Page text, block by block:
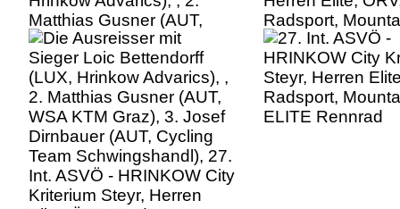
Matthias Gusner (AUT,
WSA KTM Graz), 3. Josef
Dirnbauer (AUT, Cycling
Team Schwingshandl), 27.
Int. ASVÖ - HRINKOW City
Kriterium Steyr, Herren
Elite, ÖRV, Radsport,
Mountainbike, ELITE
Rennrad
Radsport,
ELITE Rennrad